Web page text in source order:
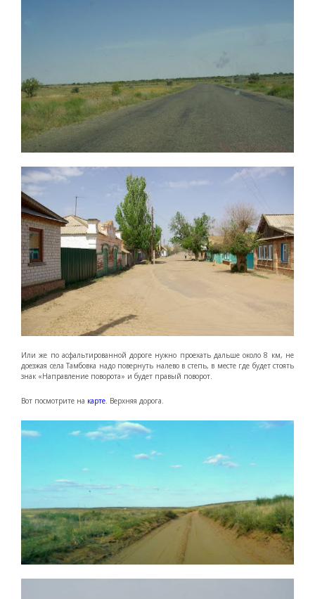
Или же по асфальтированной дороге нужно проехать дальше около 8 км, не
доезжая села Тамбовка надо повернуть налево в степь, в месте где будет стоять
знак «Направление поворота» и будет правый поворот.
Вот посмотрите на карте. Верхняя дорога.